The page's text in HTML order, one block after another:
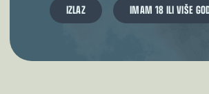
IMAM 18 ILI VIŠE
IZLAZ